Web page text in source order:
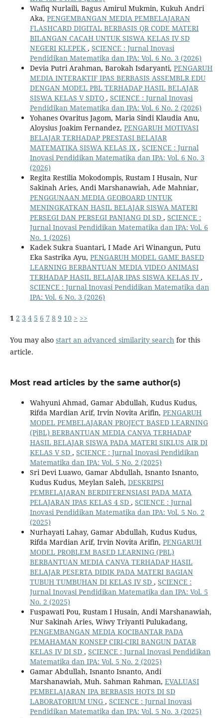
Wafiq Nurlaili, Bagus Amirul Mukmin, Kukuh Andri
Aka, PENGEMBANGAN MEDIA PEMBELAJARAN
FLASHCARD DIGITAL BERBASIS QR CODE MATERI
BILANGAN CACAH UNTUK SISWA KELAS IV SD
NEGERI KLEPEK , SCIENCE : Jurnal Inovasi
Pendidikan Matematika dan IPA: Vol. 6 No. 3 (2026)
Devia Putri Arahman, Barokah Isdaryanti, PENGARUH
MEDIA INTERAKTIF IPAS BERBASIS ASSEMBLR EDU
DENGAN MODEL PBL TERHADAP HASIL BELAJAR
SISWA KELAS V SDTQ , SCIENCE : Jurnal Inovasi
Pendidikan Matematika dan IPA: Vol. 6 No. 2 (2026)
Yohanes Ovaritus Jagom, Maria Sindi Klaudia Anu,
Aloysius Joakim Fernandez, PENGARUH MOTIVASI
BELAJAR TERHADAP PRESTASI BELAJAR
MATEMATIKA SISWA KELAS IX , SCIENCE : Jurnal
Inovasi Pendidikan Matematika dan IPA: Vol. 6 No. 3
(2026)
Regita Restilia Mokodompis, Rustam I Husain, Nur
Sakinah Aries, Andi Marshanawiah, Ade Mahniar,
PENGGUNAAN MEDIA GEOBOARD UNTUK
MENINGKATKAN HASIL BELAJAR SISWA MATERI
PERSEGI DAN PERSEGI PANJANG DI SD , SCIENCE :
Jurnal Inovasi Pendidikan Matematika dan IPA: Vol. 6
No. 1 (2026)
Kadek Sukra Suantari, I Made Ari Winangun, Putu
Eka Sastrika Ayu, PENGARUH MODEL GAME BASED
LEARNING BERBANTUAN MEDIA VIDEO ANIMASI
TERHADAP HASIL BELAJAR IPAS SISWA KELAS IV,
SCIENCE : Jurnal Inovasi Pendidikan Matematika dan
IPA: Vol. 6 No. 3 (2026)
1 2 3 4 5 6 7 8 9 10 > >>
You may also start an advanced similarity searchfor this
article.
Most read articles by the same author(s)
Wahyuni Ahmad, Gamar Abdullah, Kudus Kudus,
Rifda Mardian Arif, Irvin Novita Arifin, PENGARUH
MODEL PEMBELAJARAN PROJECT BASED LEARNING
(PjBL) BERBANTUAN MEDIA CANVA TERHADAP
HASIL BELAJAR SISWA PADA MATERI SIKLUS AIR DI
KELAS V SD , SCIENCE : Jurnal Inovasi Pendidikan
Matematika dan IPA: Vol. 5 No. 2 (2025)
Sri Devi Luawo, Gamar Abdullah, Isnanto Isnanto,
Kudus Kudus, Meylan Saleh, DESKRIPSI
PEMBELAJARAN BERDIFERENSIASI PADA MATA
PELAJARAN IPAS KELAS 4 SD , SCIENCE : Jurnal
Inovasi Pendidikan Matematika dan IPA: Vol. 5 No. 2
(2025)
Nurhayati Lahay, Gamar Abdullah, Kudus Kudus,
Rifda Mardian Arif, Irvin Novita Arifin, PENGARUH
MODEL PROBLEM BASED LEARNING (PBL)
BERBANTUAN MEDIA CANVA TERHADAP HASIL
BELAJAR PESERTA DIDIK PADA MATERI BAGIAN
TUBUH TUMBUHAN DI KELAS IV SD , SCIENCE :
Jurnal Inovasi Pendidikan Matematika dan IPA: Vol. 5
No. 2 (2025)
Fuspawati Pou, Rustam I Husain, Andi Marshanawiah,
Nur Sakinah Aries, Wiwy Triyanti Pulukadang,
PENGEMBANGAN MEDIA KOCIBANTAR PADA
PEMAHAMAN KONSEP CIRI-CIRI BANGUN DATAR
KELAS IV DI SD , SCIENCE : Jurnal Inovasi Pendidikan
Matematika dan IPA: Vol. 5 No. 2 (2025)
Gamar Abdullah, Isnanto Isnanto, Andi
Marshanawiah, Muh. Sahman Rahman, EVALUASI
PEMBELAJARAN IPA BERBASIS HOTS DI SD
LABORATORIUM UNG , SCIENCE : Jurnal Inovasi
Pendidikan Matematika dan IPA: Vol. 5 No. 3 (2025)